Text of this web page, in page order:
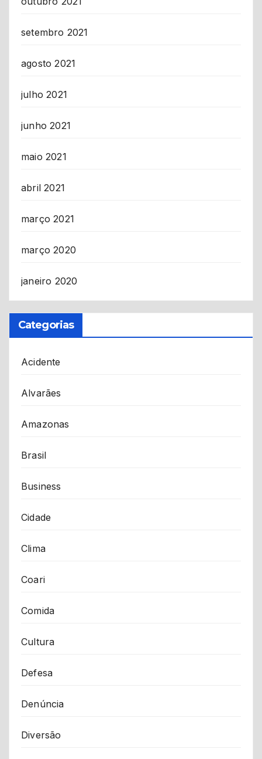
setembro 2021
agosto 2021
julho 2021
junho 2021
maio 2021
abril 2021
março 2021
março 2020
janeiro 2020
Categorias
Acidente
Alvarães
Amazonas
Brasil
Business
Cidade
Clima
Coari
Comida
Cultura
Defesa
Denúncia
Diversão